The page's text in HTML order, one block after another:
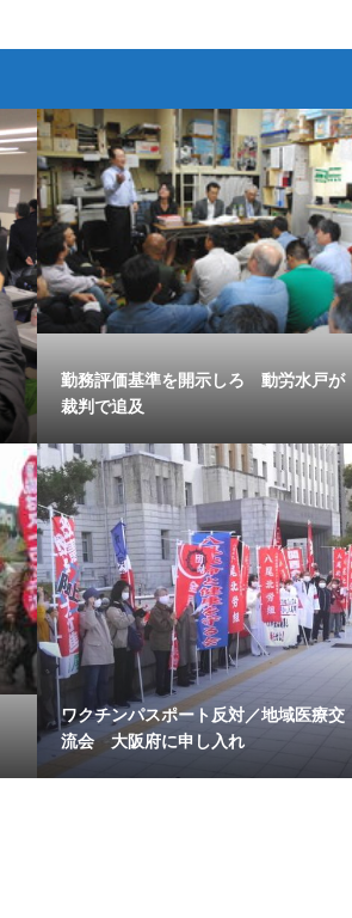
勤務評価基準を開示しろ 動労水戸が
裁判で追及
ワクチンパスポート反対／地域医療交
流会 大阪府に申し入れ